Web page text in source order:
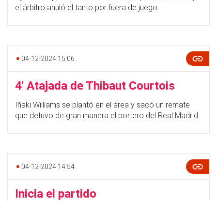
el árbitro anuló el tanto por fuera de juego.
04-12-2024 15:06
4' Atajada de Thibaut Courtois
Iñaki Williams se plantó en el área y sacó un remate
que detuvo de gran manera el portero del Real Madrid.
04-12-2024 14:54
Inicia el partido